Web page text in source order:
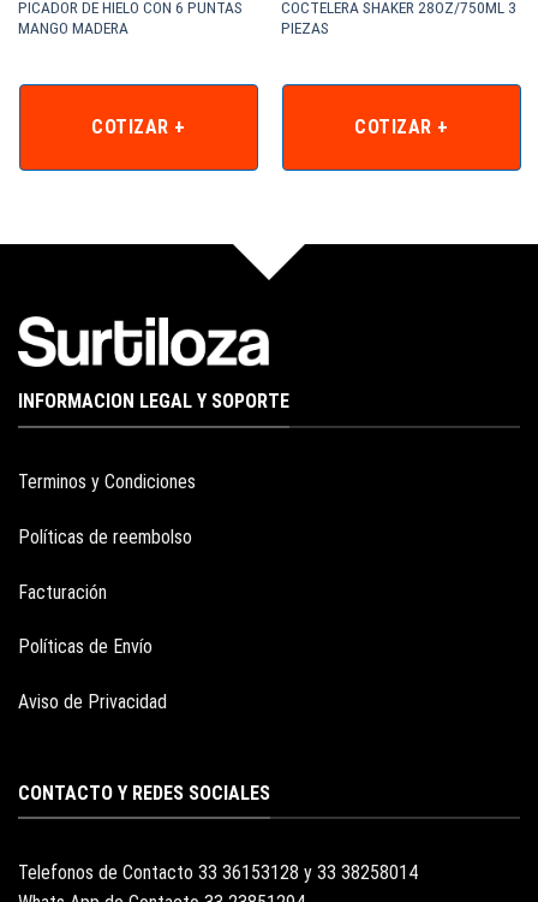
PICADOR DE HIELO CON 6 PUNTAS
MANGO MADERA
COTIZAR +
COCTELERA SHAKER 28OZ/750ML 3
PIEZAS
COTIZAR +
INFORMACION LEGAL Y SOPORTE
Terminos y Condiciones
Políticas de reembolso
Facturación
Políticas de Envío
Aviso de Privacidad
CONTACTO Y REDES SOCIALES
Telefonos de Contacto 33 36153128 y 33 38258014